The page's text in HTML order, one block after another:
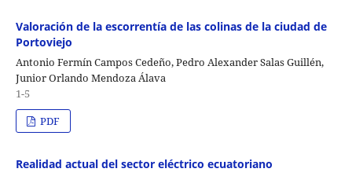
Valoración de la escorrentía de las colinas de la ciudad de
Portoviejo
Antonio Fermín Campos Cedeño, Pedro Alexander Salas Guillén,
Junior Orlando Mendoza Álava
1-5
PDF
Realidad actual del sector eléctrico ecuatoriano